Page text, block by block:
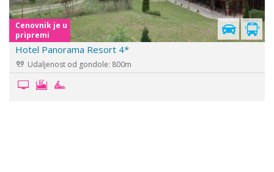
Cenovnik je u
pripremi
Hotel Grand Bansko
Udaljenost od gondole: 1500m